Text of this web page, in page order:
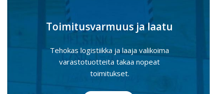
Toimitusvarmuus ja laatu
Tehokas logistiikka ja laaja valikoima
varastotuotteita takaa nopeat
toimitukset.